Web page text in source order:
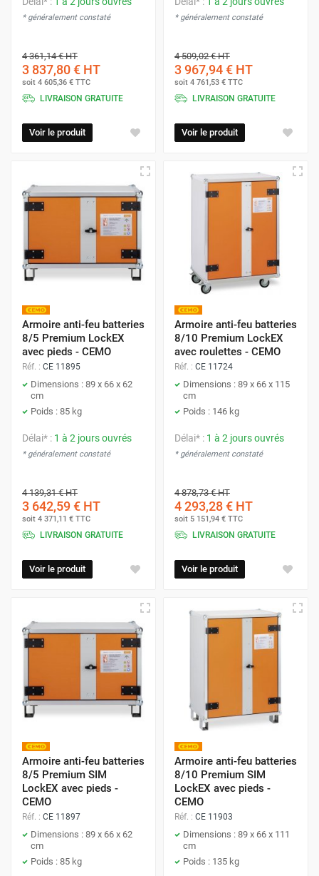
* généralement constaté
4 361,14 €HT
3 837,80 € HT
soit 4 605,36 € TTC
LIVRAISON GRATUITE
Voir le produit
* généralement constaté
4 509,02 €HT
3 967,94 € HT
soit 4 761,53 € TTC
LIVRAISON GRATUITE
Voir le produit
Armoire anti-feu batteries
8/5 Premium LockEX
avec pieds - CEMO
Réf. : CE 11895
Dimensions : 89 x 66 x 62
cm
Poids : 85 kg
Délai* : 1 à 2 jours ouvrés
* généralement constaté
4 139,31 €HT
3 642,59 € HT
soit 4 371,11 € TTC
LIVRAISON GRATUITE
Voir le produit
Armoire anti-feu batteries
8/10 Premium LockEX
avec roulettes - CEMO
Réf. : CE 11724
Dimensions : 89 x 66 x 115
cm
Poids : 146 kg
Délai* : 1 à 2 jours ouvrés
* généralement constaté
4 878,73 €HT
4 293,28 € HT
soit 5 151,94 € TTC
LIVRAISON GRATUITE
Voir le produit
Armoire anti-feu batteries
8/5 Premium SIM
LockEX avec pieds -
CEMO
Réf. : CE 11897
Dimensions : 89 x 66 x 62
cm
Poids : 85 kg
Armoire anti-feu batteries
8/10 Premium SIM
LockEX avec pieds -
CEMO
Réf. : CE 11903
Dimensions : 89 x 66 x 111
cm
Poids : 135 kg